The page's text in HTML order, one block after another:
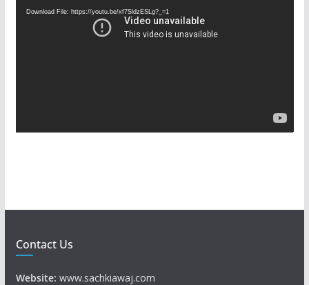
Download File: https://youtu.be/xf7SldzESLg?_=1
Contact Us
Website: www.sachkiawaj.com